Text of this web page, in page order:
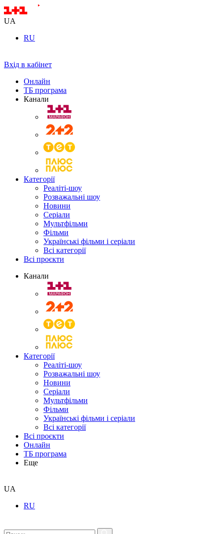
UA
RU
Вхід в кабінет
Онлайн
ТБ програма
Канали
Категорії
Реаліті-шоу
Розважальні шоу
Новини
Серіали
Мультфільми
Фільми
Українські фільми і серіали
Всі категорії
Всі проєкти
Канали
Категорії
Реаліті-шоу
Розважальні шоу
Новини
Серіали
Мультфільми
Фільми
Українські фільми і серіали
Всі категорії
Всі проєкти
Онлайн
ТБ програма
Еще
UA
RU